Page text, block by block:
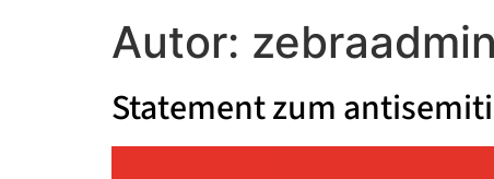
Autor: zebraadmin
Statement zum